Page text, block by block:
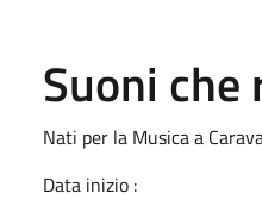
Suoni che
Nati per la Musica a
Data inizio :